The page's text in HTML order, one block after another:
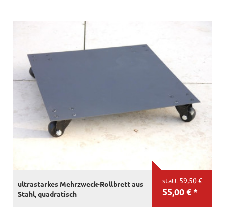
statt 59,50 €
55,00 € *
ultrastarkes Mehrzweck-Rollbrett aus
Stahl, quadratisch